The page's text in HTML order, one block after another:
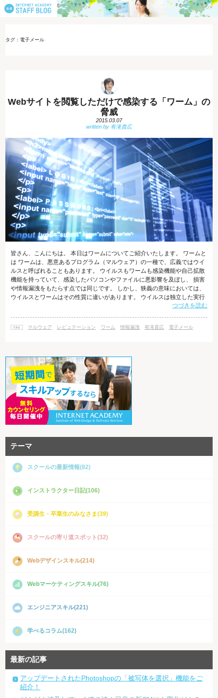
タグ：電子メール
Webサイトを閲覧しただけで感染する「ワーム」の
脅威
2015.03.07
皆さん、こんにちは。 本日はワームについてご紹介いたします。 ワームと
は ワームは、悪意あるプログラム（マルウェア）の一種で、広義ではウイ
ルスと呼ばれることもあります。 ウイルスもワームも感染機能や自己拡散
機能を持っていて、感染したパソコンやファイルに悪影響を及ぼし、 損害
や情報漏洩をもたらす点では同じです。 しかし、狭義の意味においては、
ウイルスとワームはその性質に違いがあります。 ウイルスは独立した実行
可能なプログラムではなく、 他のプログラムに寄生することで初めて実行
プログラムに寄生しなくても実行が可能という違いがあります。 また、ワ
つづきを読む
マルウェア レピュテーション ワーム 情報漏洩 有滝貴広 電子メール
テーマ
スクールの最新情報(82)
インストラクター日記(106)
受講生・卒業生のみなさま(39)
スクールの寄り道スポット(32)
Webデザインスキル(214)
Webマーケティングスキル(76)
エンジニアスキル(221)
学べるコラム(162)
最新の記事
アップデートされたPhotoshopの「被写体を選択」機能をご
紹介！